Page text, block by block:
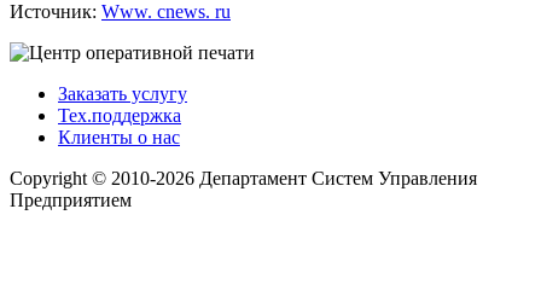
Источник: Www. cnews. ru
Заказать услугу
Тех.поддержка
Клиенты о нас
Copyright © 2010-2026 Департамент Систем Управления
Предприятием